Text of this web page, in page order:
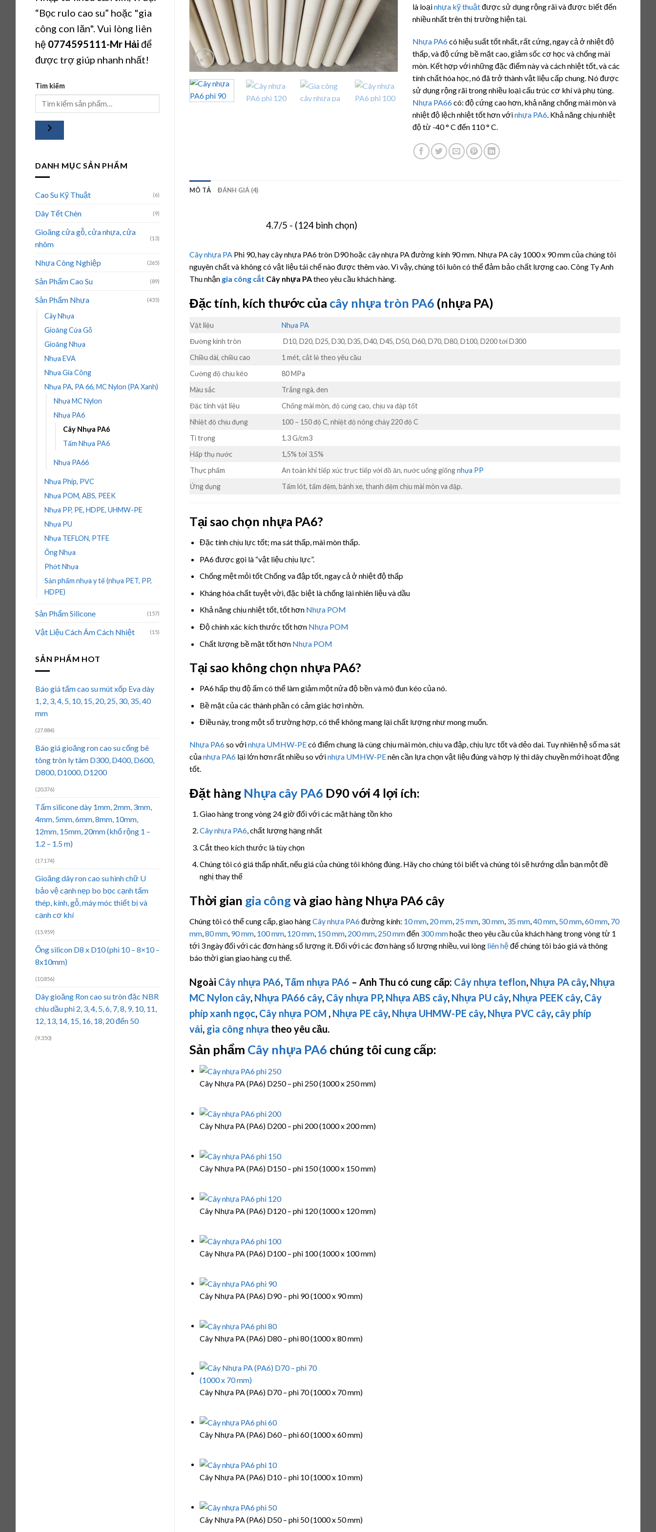
“Bọc rulo cao su” hoặc "gia
công con lăn". Vui lòng liên
hệ 0774595111-Mr Hải để
được trợ giúp nhanh nhất!
Tìm kiếm
DANH MỤC SẢN PHẨM
Cao Su Kỹ Thuật (6)
Dây Tết Chèn (9)
Gioăng cửa gỗ, cửa nhựa, cửa
nhôm
(13)
Nhựa Công Nghiệp (265)
Sản Phẩm Cao Su (89)
Sản Phẩm Nhựa (435)
Cây Nhựa
Gioăng Cửa Gỗ
Gioăng Nhựa
Nhựa EVA
Nhựa Gia Công
Nhựa PA, PA 66, MC Nylon (PA Xanh)
Nhựa MC Nylon
Nhựa PA6
Cây Nhựa PA6
Tấm Nhựa PA6
Nhựa PA66
Nhựa Phíp, PVC
Nhựa POM, ABS, PEEK
Nhựa PP, PE, HDPE, UHMW-PE
Nhựa PU
Nhựa TEFLON, PTFE
Ống Nhựa
Phớt Nhựa
Sản phẩm nhựa y tế (nhựa PET, PP,
HDPE)
Sản Phẩm Silicone (157)
Vật Liệu Cách Âm Cách Nhiệt (15)
SẢN PHẨM HOT
Báo giá tấm cao su mút xốp Eva dày
1, 2, 3, 4, 5, 10, 15, 20, 25, 30, 35, 40
mm
(27.884)
Báo giá gioăng ron cao su cống bê
tông tròn ly tâm D300, D400, D600,
D800, D1000, D1200
(20.376)
Tấm silicone dày 1mm, 2mm, 3mm,
4mm, 5mm, 6mm, 8mm, 10mm,
12mm, 15mm, 20mm (khổ rộng 1 –
1.2 – 1.5 m)
(17.174)
Gioăng dây ron cao su hình chữ U
bảo vệ cạnh nẹp bo bọc cạnh tấm
thép, kính, gỗ, máy móc thiết bị và
cạnh cơ khí
(15.959)
Ống silicon D8 x D10 (phi 10 – 8×10 –
8x10mm)
(10.856)
Dây gioăng Ron cao su tròn đặc NBR
chịu dầu phi 2, 3, 4, 5, 6, 7, 8, 9, 10, 11,
12, 13, 14, 15, 16, 18, 20 đến 50
(9.350)
đánh giá
là loạinhựa kỹ thuậtđược sử dụng rộng rãi và được biết đến
nhiều nhất trên thị trường hiện tại.
Nhựa PA6có hiệu suất tốt nhất, rất cứng, ngay cả ở nhiệt độ
thấp, và độ cứng bề mặt cao, giảm sốc cơ học và chống mài
mòn. Kết hợp với những đặc điểm này và cách nhiệt tốt, và các
tính chất hóa học, nó đã trở thành vật liệu cấp chung. Nó được
sử dụng rộng rãi trong nhiều loại cấu trúc cơ khí và phụ tùng.
Nhựa PA66có: độ cứng cao hơn, khả năng chống mài mòn và
nhiệt độ lệch nhiệt tốt hơn vớinhựa PA6. Khả năng chịu nhiệt
độ từ -40 ° C đến 110 ° C.
MÔ TẢ ĐÁNH GIÁ (4)
4.7/5 - (124 bình chọn)
Cây nhựa PA Phi 90, hay cây nhựa PA6 tròn D90 hoặc cây nhựa PA đường kính 90 mm. Nhựa PA cây 1000 x 90 mm của chúng tôi
nguyên chất và không có vật liệu tái chế nào được thêm vào. Vì vậy, chúng tôi luôn có thể đảm bảo chất lượng cao. Công Ty Anh
Thu nhận gia công cắt Cây nhựa PAtheo yêu cầu khách hàng.
Đặc tính, kích thước của cây nhựa tròn PA6 (nhựa PA)
Vật liệu
Nhựa PA
Đường kính tròn
D10, D20, D25, D30, D35, D40, D45, D50, D60, D70, D80, D100, D200 tới D300
Chiều dài, chiều cao
1 mét, cắt lẻ theo yêu cầu
Cường độ chịu kéo
80 MPa
Màu sắc
Trắng ngà, đen
Đặc tính vật liệu
Chống mài mòn, độ cứng cao, chịu va đập tốt
Nhiệt độ chịu đựng
100 – 150 độ C, nhiệt độ nóng chảy 220 độ C
Tỉ trọng
1.3 G/cm3
Hấp thụ nước
1,5% tới 3,5%
Thực phẩm
An toàn khi tiếp xúc trực tiếp với đồ ăn, nước uống giốngnhựa PP
Ứng dụng
Tấm lót, tấm đệm, bánh xe, thanh đệm chịu mài mòn va đập.
Tại sao chọn nhựa PA6?
Đặc tính chịu lực tốt; ma sát thấp, mài mòn thấp.
PA6 được gọi là “vật liệu chịu lực”.
Chống mệt mỏi tốt Chống va đập tốt, ngay cả ở nhiệt độ thấp
Kháng hóa chất tuyệt vời, đặc biệt là chống lại nhiên liệu và dầu
Khả năng chịu nhiệt tốt, tốt hơn Nhựa POM
Độ chính xác kích thước tốt hơn Nhựa POM
Chất lượng bề mặt tốt hơn Nhựa POM
Tại sao không chọn nhựa PA6?
PA6 hấp thụ độ ẩm có thể làm giảm một nửa độ bền và mô đun kéo của nó.
Bề mặt của các thành phần có cảm giác hơi nhờn.
Điều này, trong một số trường hợp, có thể không mang lại chất lượng như mong muốn.
Nhựa PA6so vớinhựa UMHW-PEcó điểm chung là cùng chịu mài mòn, chịu va đập, chịu lực tốt và dẻo dai. Tuy nhiên hệ số ma sát
củanhựa PA6 lại lớn hơn rất nhiều so vớinhựa UMHW-PEnên cần lựa chọn vật liệu đúng và hợp lý thì dây chuyền mới hoạt động
tốt.
Đặt hàng Nhựa cây PA6 D90 với 4 lợi ích:
Giao hàng trong vòng 24 giờ đối với các mặt hàng tồn kho
Cây nhựa PA6, chất lượng hạng nhất
Cắt theo kích thước là tùy chọn
Chúng tôi có giá thấp nhất, nếu giá của chúng tôi không đúng. Hãy cho chúng tôi biết và chúng tôi sẽ hướng dẫn bạn một đề
nghị thay thế
Thời gian gia côngvà giao hàng Nhựa PA6 cây
Chúng tôi có thể cung cấp, giao hàngCây nhựa PA6đường kính: 10 mm, 20 mm, 25 mm, 30 mm, 35 mm,40 mm, 50 mm,60 mm, 70
mm,80 mm, 90 mm, 100 mm, 120 mm, 150 mm, 200 mm, 250 mmđến 300 mmhoặc theo yêu cầu của khách hàng trong vòng từ 1
tới 3 ngày đối với các đơn hàng số lượng ít. Đối với các đơn hàng số lượng nhiều, vui lòng liên hệđể chúng tôi báo giá và thông
báo thời gian giao hàng cụ thể.
Ngoài Cây nhựa PA6, Tấm nhựa PA6 – Anh Thu có cung cấp: Cây nhựa teflon, Nhựa PA cây, Nhựa
MC Nylon cây, Nhựa PA66 cây, Cây nhựa PP, Nhựa ABS cây, Nhựa PU cây, Nhựa PEEK cây, Cây
phíp xanh ngọc, Cây nhựa POM , Nhựa PE cây, Nhựa UHMW-PE cây, Nhựa PVC cây, cây phíp
vải, gia công nhựa theo yêu cầu.
Sản phẩm Cây nhựa PA6 chúng tôi cung cấp:
Cây Nhựa PA (PA6) D250 – phi 250 (1000 x 250 mm)
Cây Nhựa PA (PA6) D200 – phi 200 (1000 x 200 mm)
Cây Nhựa PA (PA6) D150 – phi 150 (1000 x 150 mm)
Cây Nhựa PA (PA6) D120 – phi 120 (1000 x 120 mm)
Cây Nhựa PA (PA6) D100 – phi 100 (1000 x 100 mm)
Cây Nhựa PA (PA6) D90 – phi 90 (1000 x 90 mm)
Cây Nhựa PA (PA6) D80 – phi 80 (1000 x 80 mm)
Cây Nhựa PA (PA6) D70 – phi 70 (1000 x 70 mm)
Cây Nhựa PA (PA6) D60 – phi 60 (1000 x 60 mm)
Cây Nhựa PA (PA6) D10 – phi 10 (1000 x 10 mm)
Cây Nhựa PA (PA6) D50 – phi 50 (1000 x 50 mm)